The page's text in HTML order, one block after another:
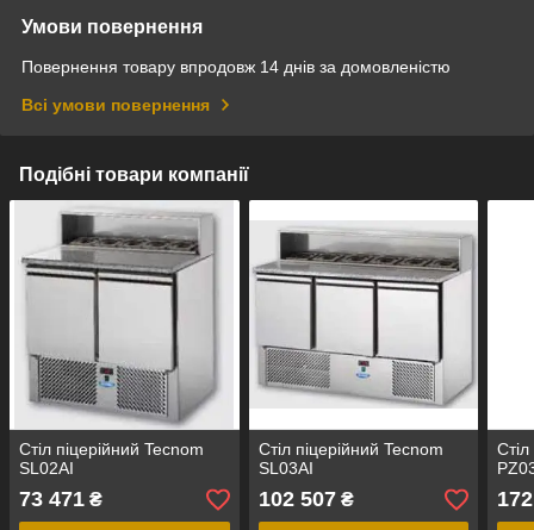
Умови повернення
Повернення товару впродовж 14 днів за домовленістю
Всі умови повернення
Подібні товари компанії
Стіл піцерійний Tecnom
SL02AI
73 471 ₴
Стіл піцерійний Tecnom
SL03AI
102 507₴